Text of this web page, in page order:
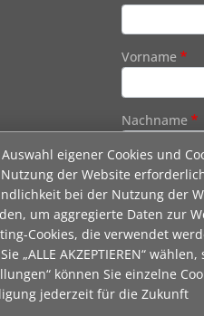
eigener Cookies und
der Website
bei der Nutzung der
um aggregierte Daten zur
Cookies, die verwendet
„ALLE AKZEPTIEREN“
können Sie einzelne
jederzeit für die Zukunft
Vorname
Nachname
E-Mail
Wie dürfen
Sie
Du